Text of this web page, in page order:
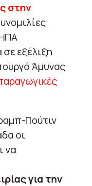
στην
εξέλιξη
Άμυνας
Πούτιν
οι
να
για την